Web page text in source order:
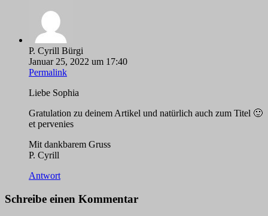
P. Cyrill Bürgi
Januar 25, 2022 um 17:40
Permalink
Liebe Sophia
Gratulation zu deinem Artikel und natürlich auch zum Titel 🙂
et pervenies
Mit dankbarem Gruss
P. Cyrill
Antwort
Schreibe einen Kommentar